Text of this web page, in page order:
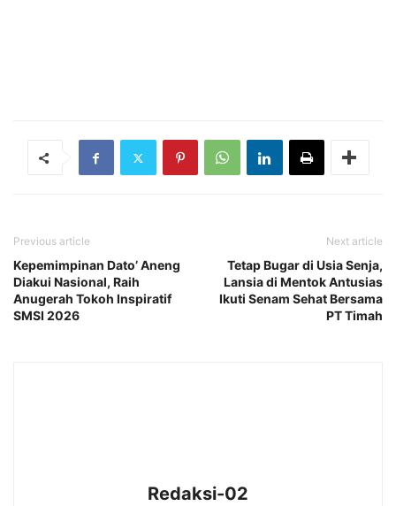
Previous article
Kepemimpinan Dato’ Aneng
Diakui Nasional, Raih
Anugerah Tokoh Inspiratif
SMSI 2026
Next article
Tetap Bugar di Usia Senja,
Lansia di Mentok Antusias
Ikuti Senam Sehat Bersama
PT Timah
Redaksi-02